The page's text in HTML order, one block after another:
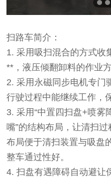
扫路车简介：
1.采用吸扫混合的方式收
**，液压倾翻卸料的作业
2.采用永磁同步电机专门
行驶过程中能继续工作，
3.采用“中置四扫盘+喷雾
嘴”的结构布局，让清扫
布局便于清扫装置与吸盘
整车通过性好。
4.扫盘有遇障碍自动避让